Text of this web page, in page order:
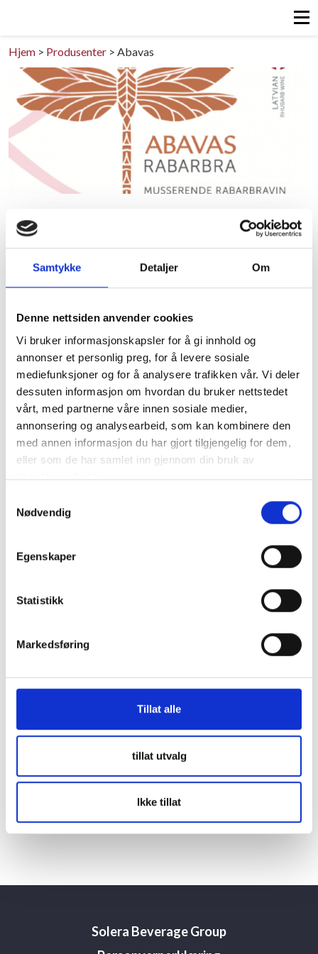
Samtykke Detaljer Om
Denne nettsiden anvender cookies
Vi bruker informasjonskapsler for å gi innhold og
annonser et personlig preg, for å levere sosiale
mediefunksjoner og for å analysere trafikken vår. Vi deler
dessuten informasjon om hvordan du bruker nettstedet
vårt, med partnerne våre innen sosiale medier,
annonsering og analysearbeid, som kan kombinere den
med annen informasjon du har gjort tilgjengelig for dem,
eller som de har samlet inn gjennom din bruk av
tjenestene deres.
Nødvendig
Egenskaper
Statistikk
Markedsføring
Tillat alle
tillat utvalg
Ikke tillat
Hjem > Produsenter >Abavas
Abavas
Vinmarkene til Abavas er noen av de nordligste i
verden og ligger langs elven Abava. Abava - dalen har
vært berømt for sine gode vinmakere i en årrekke og i
dag er den hjem til flere unge entrepenører og
vinmakere, deriblandt Barkanifamilien. Martins og
Liene Barkani bestemte seg i 2010 for å realisrere sin
drøm etter å ha blitt inspirert på sine reiser til vinerier i
det "gamle Europa".
I dag er Abavas eid av tre familier med et felles mål om
Drikke fra denne produsenten
Ingen drikke tilgjengelig.
Solera Beverage Group